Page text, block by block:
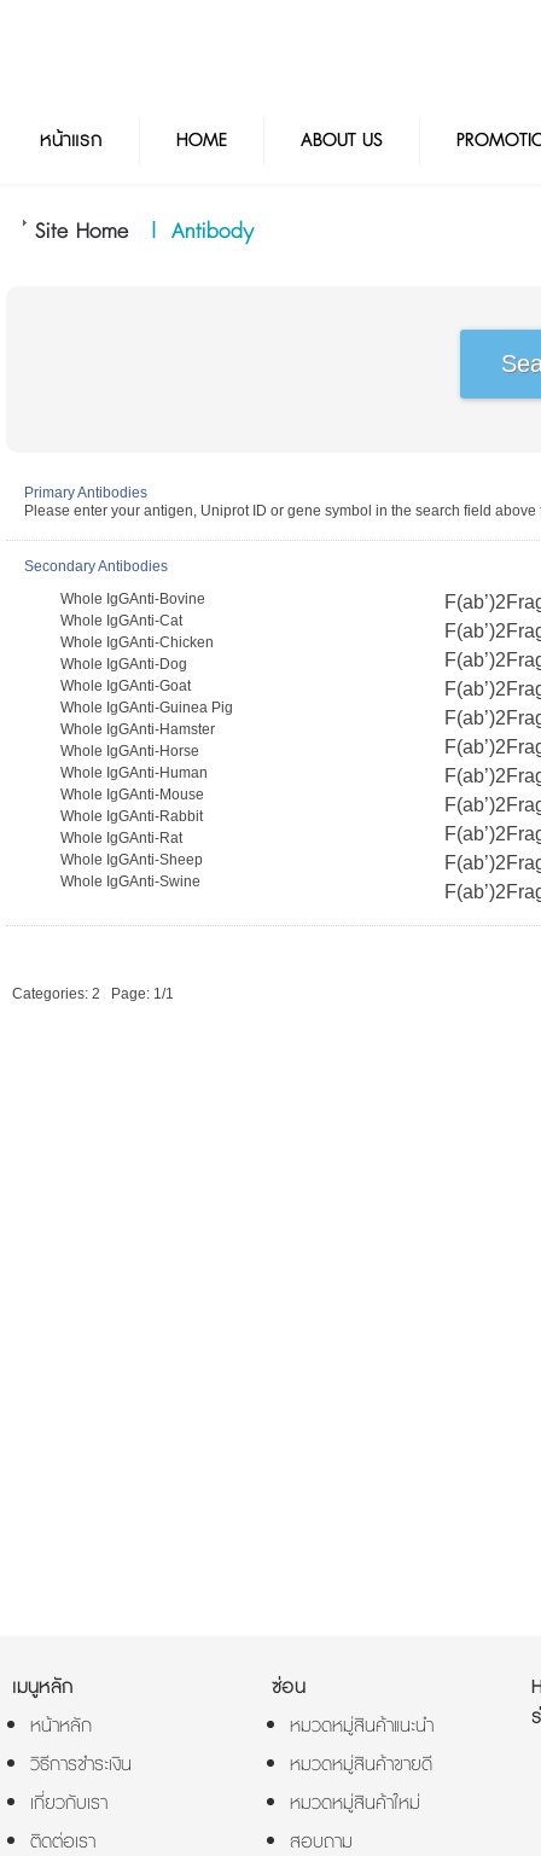
หน้าแรก HOME ABOUT US
Site Home | Antibody
Primary Antibodies
Please enter your antigen, Uniprot ID or gene symbol in the search field
Secondary Antibodies
Whole IgGAnti-Bovine
Whole IgGAnti-Cat
Whole IgGAnti-Chicken
Whole IgGAnti-Dog
Whole IgGAnti-Goat
Whole IgGAnti-Guinea Pig
Whole IgGAnti-Hamster
Whole IgGAnti-Horse
Whole IgGAnti-Human
Whole IgGAnti-Mouse
Whole IgGAnti-Rabbit
Whole IgGAnti-Rat
Whole IgGAnti-Sheep
Whole IgGAnti-Swine
Categories: 2 Page: 1/1
เมนูหลัก
หน้าหลัก
วิธีการชำระเงิน
เกี่ยวกับเรา
ติดต่อเรา
ซ่อน
หมวดหมู่สินค้าแนะนำ
หมวดหมู่สินค้าขายดี
หมวดหมู่สินค้าใหม่
สอบถาม